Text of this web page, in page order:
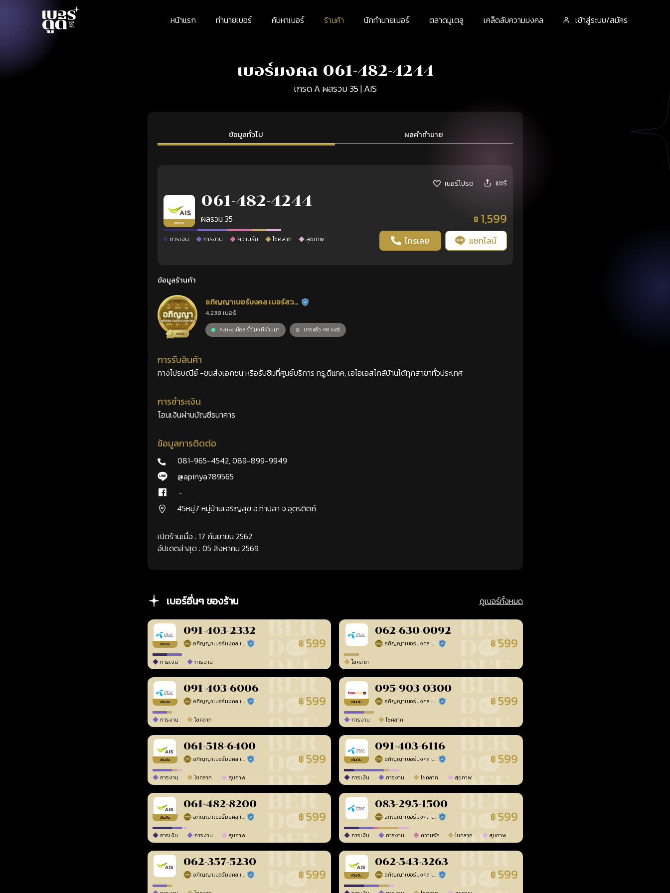
หน้าแรก ทำนายเบอร์ ค้นหาเบอร์ ร้านค้า นักทำนายเบอร์ ตลาดมูเตลู เคล็ดลับความมงคล เข้าสู่ระบบ/สมัคร
เบอร์มงคล 061-482-4244
เกรด A ผลรวม 35 | AIS
ข้อมูลทั่วไป ผลคำทำนาย
เบอร์โปรด แชร์
เติมเงิน
061-482-4244
ผลรวม 35 ฿ 1,599
การเงิน การงาน ความรัก โชคลาภ สุขภาพ โทรเลย แชทไลน์
ข้อมูลร้านค้า
อภิญญาเบอร์มงคล เบอร์สวย
เลขศาสตร์
ร้านยืนยันแล้ว
4,238 เบอร์
Active เมื่อ 8 ชั่วโมง ที่ผ่านมา ขายแล้ว : 651 เบอร์
การรับสินค้า
ทางไปรษณีย์ -ขนส่งเอกชน หรือรับซิมที่ศูนย์บริการ ทรู,ดีแทค, เอไอเอสไกล้บ้านได้ทุกสาขาทั่วประเทศ
การชำระเงิน
โอนเงินผ่านบัญชีธนาคาร
ข้อมูลการติดต่อ
081-965-4542,089-899-9949
@apinya789565
-
45หมู่7 หมู่บ้านเจริญสุข อ.ท่าปลา จ.อุตรดิตถ์
เปิดร้านเมื่อ : 17 กันยายน 2562
อัปเดตล่าสุด : 05 สิงหาคม 2569
เบอร์อื่นๆ ของร้าน ดูเบอร์ทั้งหมด
เติมเงิน
091-403-2332
อภิญญาเบอร์มงคล เบอร์สวยเลขศาสตร์ ร้านยืนยันแล้ว ฿ 599
การเงิน การงาน
062-630-0092
อภิญญาเบอร์มงคล เบอร์สวยเลขศาสตร์ ร้านยืนยันแล้ว ฿ 599
โชคลาภ
เติมเงิน
091-403-6006
อภิญญาเบอร์มงคล เบอร์สวยเลขศาสตร์ ร้านยืนยันแล้ว ฿ 599
การงาน โชคลาภ
เติมเงิน
095-903-0300
อภิญญาเบอร์มงคล เบอร์สวยเลขศาสตร์ ร้านยืนยันแล้ว ฿ 599
การงาน โชคลาภ
เติมเงิน
061-518-6400
อภิญญาเบอร์มงคล เบอร์สวยเลขศาสตร์ ร้านยืนยันแล้ว ฿ 599
การงาน โชคลาภ สุขภาพ
เติมเงิน
091-403-6116
อภิญญาเบอร์มงคล เบอร์สวยเลขศาสตร์ ร้านยืนยันแล้ว ฿ 599
การเงิน การงาน โชคลาภ สุขภาพ
เติมเงิน
061-482-8200
อภิญญาเบอร์มงคล เบอร์สวยเลขศาสตร์ ร้านยืนยันแล้ว ฿ 599
การเงิน การงาน สุขภาพ
083-295-1500
อภิญญาเบอร์มงคล เบอร์สวยเลขศาสตร์ ร้านยืนยันแล้ว ฿ 599
การเงิน การงาน ความรัก โชคลาภ สุขภาพ
062-357-5230
อภิญญาเบอร์มงคล เบอร์สวยเลขศาสตร์ ร้านยืนยันแล้ว ฿ 599 เติมเงิน
062-543-3263
อภิญญาเบอร์มงคล เบอร์สวยเลขศาสตร์ ร้านยืนยันแล้ว ฿ 599